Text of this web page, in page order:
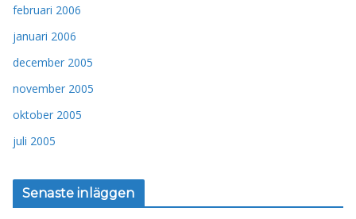
februari 2006
januari 2006
december 2005
november 2005
oktober 2005
juli 2005
Senaste inläggen